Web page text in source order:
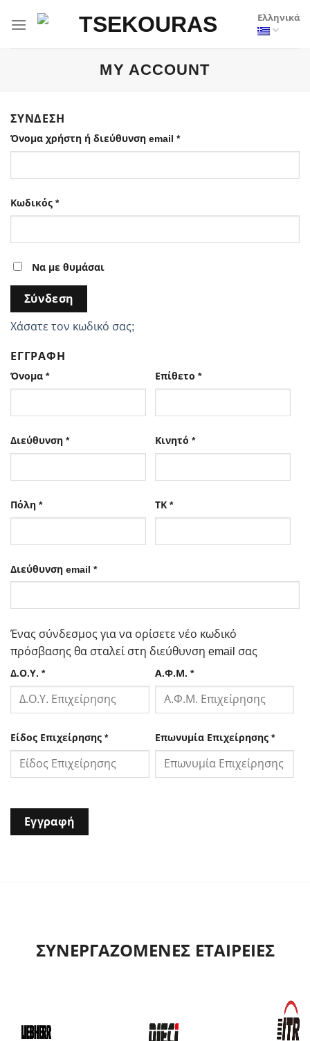
στο
Ελληνικά
MY ACCOUNT
ΣΎΝΔΕΣΗ
Όνομα χρήστη ή διεύθυνση email *Απαιτείται
Κωδικός *Απαιτείται
Να με θυμάσαι
Σύνδεση
Χάσατε τον κωδικό σας;
ΕΓΓΡΑΦΉ
Όνομα * Επίθετο *
Διεύθυνση * Κινητό *
Πόλη * ΤΚ *
Διεύθυνση email *Απαιτείται
Ένας σύνδεσμος για να ορίσετε νέο κωδικό
πρόσβασης θα σταλεί στη διεύθυνση email σας
Δ.Ο.Υ. * Α.Φ.Μ. *
Είδος Επιχείρησης * Επωνυμία Επιχείρησης *
Εγγραφή
ΣΥΝΕΡΓΑΖΟΜΕΝΕΣ ΕΤΑΙΡΕΙΕΣ